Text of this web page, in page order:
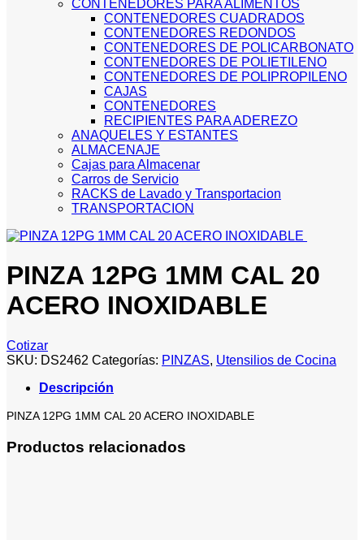
CONTENEDORES PARA ALIMENTOS
CONTENEDORES CUADRADOS
CONTENEDORES REDONDOS
CONTENEDORES DE POLICARBONATO
CONTENEDORES DE POLIETILENO
CONTENEDORES DE POLIPROPILENO
CAJAS
CONTENEDORES
RECIPIENTES PARA ADEREZO
ANAQUELES Y ESTANTES
ALMACENAJE
Cajas para Almacenar
Carros de Servicio
RACKS de Lavado y Transportacion
TRANSPORTACION
PINZA 12PG 1MM CAL 20
ACERO INOXIDABLE
Cotizar
SKU: DS2462 Categorías: PINZAS, Utensilios de Cocina
Descripción
PINZA 12PG 1MM CAL 20 ACERO INOXIDABLE
Productos relacionados